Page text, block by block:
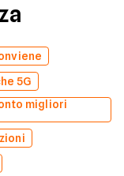
5G
migliori